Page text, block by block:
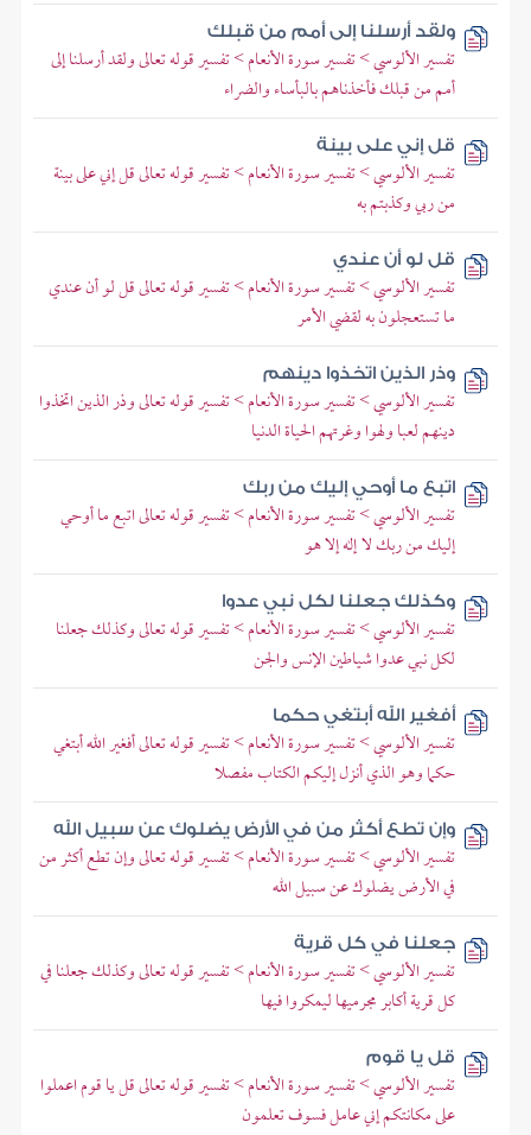
ولقد أرسلنا إلى أمم من قبلك
تفسير الألوسي > تفسير سورة الأنعام > تفسير قوله تعالى ولقد أرسلنا إلى
أمم من قبلك فأخذناهم بالبأساء والضراء
قل إني على بينة
تفسير الألوسي > تفسير سورة الأنعام > تفسير قوله تعالى قل إني على بينة
من ربي وكذبتم به
قل لو أن عندي
تفسير الألوسي > تفسير سورة الأنعام > تفسير قوله تعالى قل لو أن عندي
ما تستعجلون به لقضي الأمر
وذر الذين اتخذوا دينهم
تفسير الألوسي > تفسير سورة الأنعام > تفسير قوله تعالى وذر الذين اتخذوا
دينهم لعبا ولهوا وغرتهم الحياة الدنيا
اتبع ما أوحي إليك من ربك
تفسير الألوسي > تفسير سورة الأنعام > تفسير قوله تعالى اتبع ما أوحي
إليك من ربك لا إله إلا هو
وكذلك جعلنا لكل نبي عدوا
تفسير الألوسي > تفسير سورة الأنعام > تفسير قوله تعالى وكذلك جعلنا
لكل نبي عدوا شياطين الإنس والجن
أفغير الله أبتغي حكما
تفسير الألوسي > تفسير سورة الأنعام > تفسير قوله تعالى أفغير الله أبتغي
حكما وهو الذي أنزل إليكم الكتاب مفصلا
وإن تطع أكثر من في الأرض يضلوك عن سبيل الله
تفسير الألوسي > تفسير سورة الأنعام > تفسير قوله تعالى وإن تطع أكثر من
في الأرض يضلوك عن سبيل الله
جعلنا في كل قرية
تفسير الألوسي > تفسير سورة الأنعام > تفسير قوله تعالى وكذلك جعلنا في
كل قرية أكابر مجرميها ليمكروا فيها
قل يا قوم
تفسير الألوسي > تفسير سورة الأنعام > تفسير قوله تعالى قل يا قوم اعملوا
على مكانتكم إني عامل فسوف تعلمون